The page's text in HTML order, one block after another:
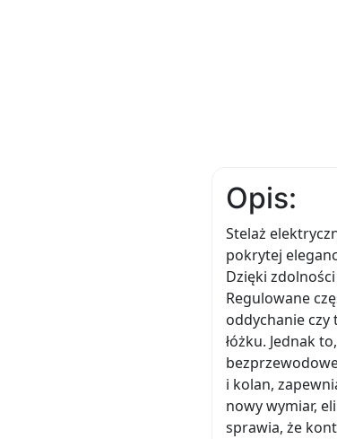
Opis:
Stelaż
pokrytej
Dzięki
Regulowane
oddychanie
łóżku. Jednak
i kolan,
nowy wymiar,
sprawia, że